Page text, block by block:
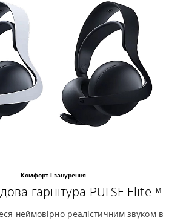
Комфорт і занурення
гарнітура PULSE Elite™
неймовірно реалістичним звуком в